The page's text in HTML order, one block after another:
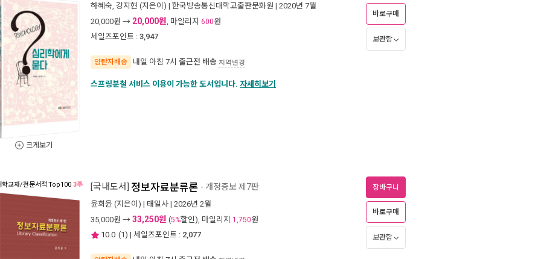
크게보기
하혜숙, 강지현 (지은이) | 한국방송통신대학교출판문화원 | 2020년 7월
20,000원 → 20,000원, 마일리지 600원
세일즈포인트 : 3,947
양탄자배송 내일 아침 7시 출근전 배송 지역변경
바로구매
보관함
스프링분철 서비스 이용이 가능한 도서입니다. 자세히보기
학교재/전문서적 Top100 3주 [국내도서] 정보자료분류론 - 개정증보 제7판
윤희윤 (지은이) | 태일사 | 2026년 2월
35,000원 → 33,250원 (5%할인), 마일리지 1,750원
10.0 (1) | 세일즈포인트 : 2,077
장바구니
바로구매
보관함